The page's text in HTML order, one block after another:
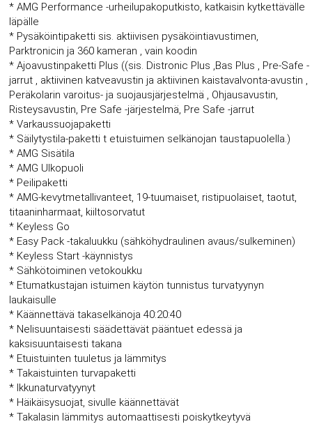
* AMG Performance -urheilupakoputkisto, katkaisin kytkettävälle
läpälle
* Pysäköintipaketti sis. aktiivisen pysäköintiavustimen,
Parktronicin ja 360 kameran , vain koodin
* Ajoavustinpaketti Plus ((sis. Distronic Plus ,Bas Plus , Pre-Safe -
jarrut , aktiivinen katveavustin ja aktiivinen kaistavalvonta-avustin ,
Peräkolarin varoitus- ja suojausjärjestelmä , Ohjausavustin,
Risteysavustin, Pre Safe -järjestelmä, Pre Safe -jarrut
* Varkaussuojapaketti
* Säilytystila-paketti t etuistuimen selkänojan taustapuolella.)
* AMG Sisätila
* AMG Ulkopuoli
* Peilipaketti
* AMG-kevytmetallivanteet, 19-tuumaiset, ristipuolaiset, taotut,
titaaninharmaat, kiiltosorvatut
* Keyless Go
* Easy Pack -takaluukku (sähköhydraulinen avaus/sulkeminen)
* Keyless Start -käynnistys
* Sähkötoiminen vetokoukku
* Etumatkustajan istuimen käytön tunnistus turvatyynyn
laukaisulle
* Käännettävä takaselkänoja 40:20:40
* Nelisuuntaisesti säädettävät pääntuet edessä ja
kaksisuuntaisesti takana
* Etuistuinten tuuletus ja lämmitys
* Takaistuinten turvapaketti
* Ikkunaturvatyynyt
* Häikäisysuojat, sivulle käännettävät
* Takalasin lämmitys automaattisesti poiskytkeytyvä